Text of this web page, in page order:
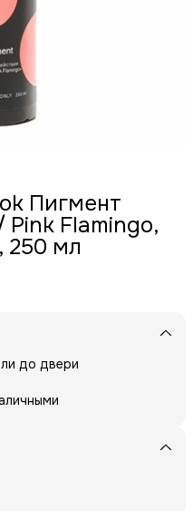
Пигмент
Pink Flamingo,
250 мл
до двери